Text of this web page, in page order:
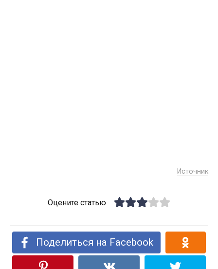
Источник
Оцените статью
Поделиться на Facebook